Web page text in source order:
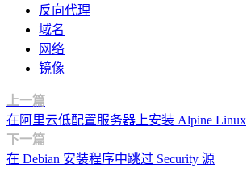
反向代理
域名
网络
镜像
上一篇
在阿里云低配置服务器上安装 Alpine Linux
下一篇
在 Debian 安装程序中跳过 Security 源